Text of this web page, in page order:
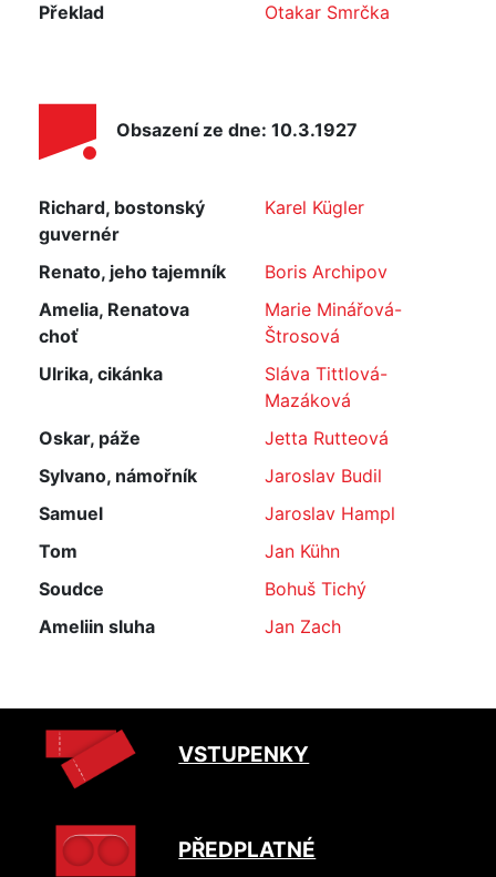
Překlad
Otakar Smrčka
Obsazení ze dne: 10.3.1927
Richard, bostonský
guvernér
Karel Kügler
Renato, jeho tajemník
Boris Archipov
Amelia, Renatova
choť
Marie Minářová-
Štrosová
Ulrika, cikánka
Sláva Tittlová-
Mazáková
Oskar, páže
Jetta Rutteová
Sylvano, námořník
Jaroslav Budil
Samuel
Jaroslav Hampl
Tom
Jan Kühn
Soudce
Bohuš Tichý
Ameliin sluha
Jan Zach
VSTUPENKY
PŘEDPLATNÉ